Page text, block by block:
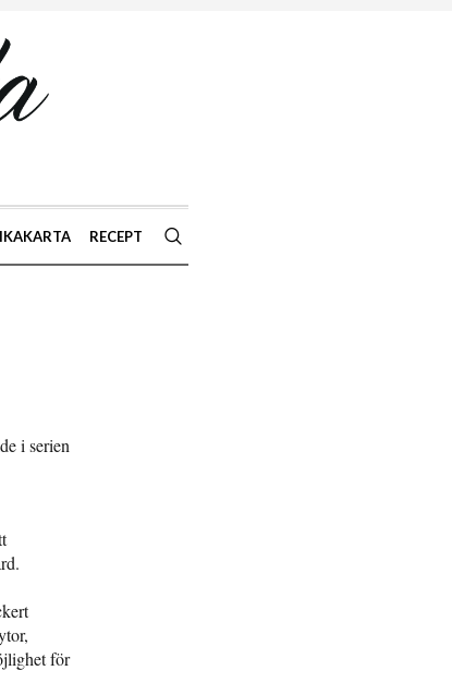
RECEPT
i serien
för